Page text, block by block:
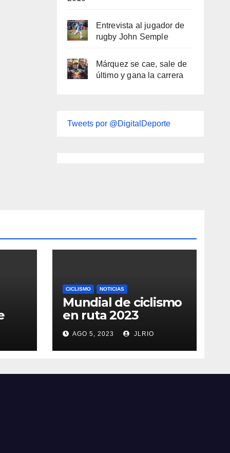
Entrevista al jugador de
rugby John Semple
Márquez se cae, sale de
último y gana la carrera
Tweets por @DigitalDeporte
CICLISMO NOTICIAS
Mundial de ciclismo
en ruta 2023
AGO 5, 2023 JLRIO